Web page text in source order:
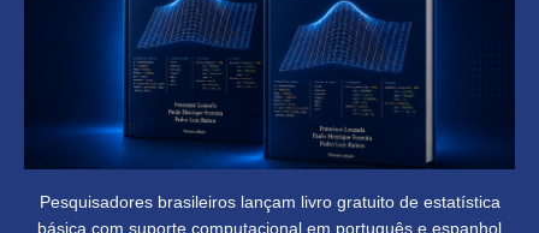
Pesquisadores brasileiros lançam livro gratuito de estatística
básica com suporte computacional em português e espanhol